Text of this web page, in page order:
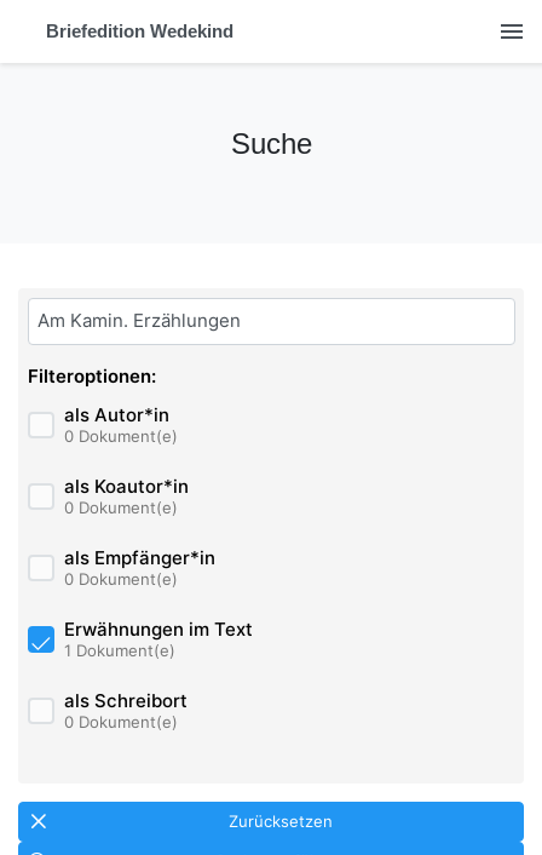
Briefedition Wedekind menu
Suche
Bitte geben Sie hier ihren Suchbegriff ein:
Filteroptionen:
als Autor*in
0 Dokument(e)
als Koautor*in
0 Dokument(e)
als Empfänger*in
0 Dokument(e)
Erwähnungen im Text
1 Dokument(e)
als Schreibort
0 Dokument(e)
Zurücksetzen